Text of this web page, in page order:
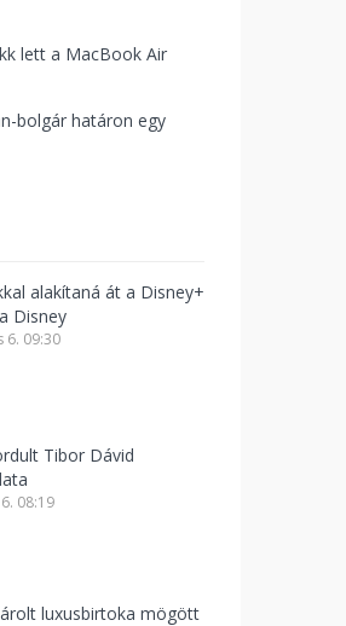
lett a MacBook Air
bolgár határon egy
alakítaná át a Disney+
Disney
6. 09:30
Tibor Dávid
08:19
luxusbirtoka mögött